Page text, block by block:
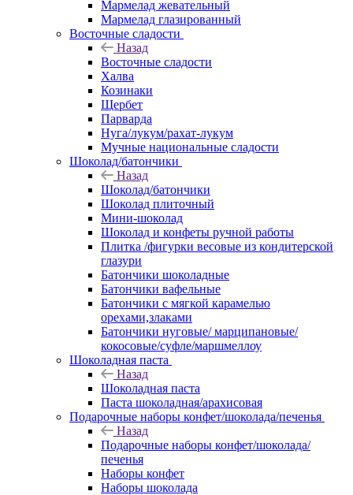
Мармелад жевательный
Мармелад глазированный
Восточные сладости
Назад
Восточные сладости
Халва
Козинаки
Щербет
Парварда
Нуга/лукум/рахат-лукум
Мучные национальные сладости
Шоколад/батончики
Назад
Шоколад/батончики
Шоколад плиточный
Мини-шоколад
Шоколад и конфеты ручной работы
Плитка /фигурки весовые из кондитерской
глазури
Батончики шоколадные
Батончики вафельные
Батончики с мягкой карамелью
орехами,злаками
Батончики нуговые/ марципановые/
кокосовые/суфле/маршмеллоу
Шоколадная паста
Назад
Шоколадная паста
Паста шоколадная/арахисовая
Подарочные наборы конфет/шоколада/печенья
Назад
Подарочные наборы конфет/шоколада/
печенья
Наборы конфет
Наборы шоколада